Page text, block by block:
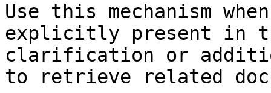
Use this mechanism
explicitly present in
clarification or